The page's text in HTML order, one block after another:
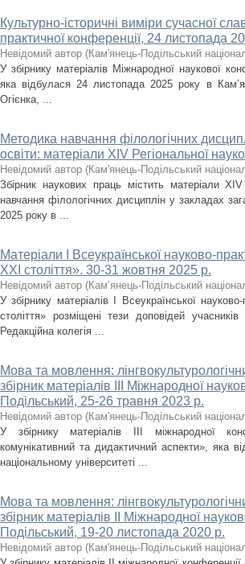
Культурно-історичні виміри сучасної
практичної конференції, 24 листопада
Невідомий автор (Кам'янець-Подільський
У збірнику матеріалів Міжнародної наукової
яка відбулася 24 листопада 2025 року в
Огієнка, ...
Методика навчання філологічних
освіти: матеріали ХІV Регіональної
Невідомий автор (Кам'янець-Подільський
Збірник наукових праць містить матеріали
навчання філологічних дисциплін у закладах
2025 року в ...
Матеріали І Всеукраїнської науково-
ХХІ століття». 30-31 жовтня 2025 р.
Невідомий автор (Кам’янець-Подільський
У збірнику матеріалів І Всеукраїнської
століття» розміщені тези доповідей
Редакційна колегія ...
Мова та мовлення:
збірник матеріалів ІІІ Міжнародної
Подільський, 25-26 травня 2023 р.
Невідомий автор (Кам'янець-Подільський
У збірнику матеріалів ІІІ міжнародної
комунікативний та дидактичний аспекти», яка
національному університеті ...
Мова та мовлення:
збірник матеріалів ІІ Міжнародної
Подільський, 19-20 листопада 2020 р.
Невідомий автор (Кам'янець-Подільський